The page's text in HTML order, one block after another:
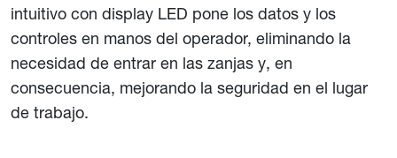
intuitivo con display LED pone los datos y los
controles en manos del operador, eliminando la
necesidad de entrar en las zanjas y, en
consecuencia, mejorando la seguridad en el lugar
de trabajo.